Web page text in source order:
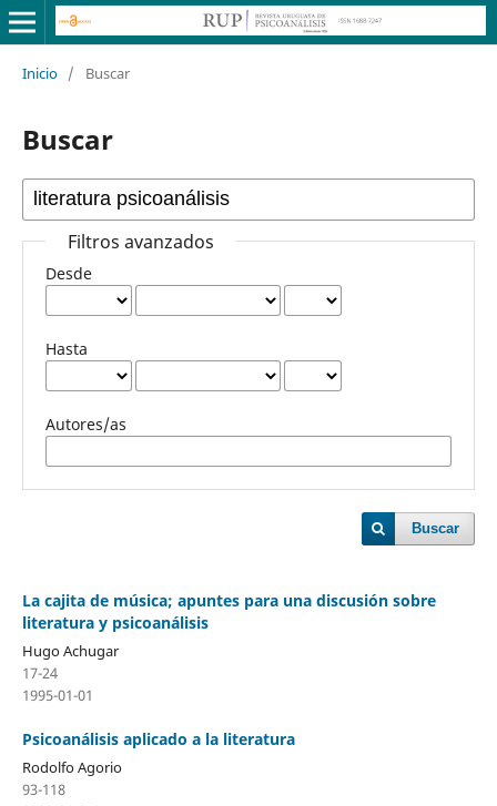
Inicio / Buscar
Buscar
Filtros avanzados
Desde
Hasta
Autores/as
Buscar
La cajita de música; apuntes para una discusión sobre
literatura y psicoanálisis
Hugo Achugar
17-24
1995-01-01
Psicoanálisis aplicado a la literatura
Rodolfo Agorio
93-118